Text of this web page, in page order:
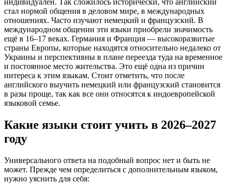
индивидуален. Так сложилось исторически, что английский
стал нормой общения в деловом мире, в международных
отношениях. Часто изучают немецкий и французский. В
международном общении эти языки приобрели значимость
ещё в 16–17 веках. Германия и Франция — высокоразвитые
страны Европы, которые находятся относительно недалеко от
Украины и перспективны в плане переезда туда на временное
и постоянное место жительства. Это ещё одна из причин
интереса к этим языкам. Стоит отметить, что после
английского выучить немецкий или французский становится
в разы проще, так как все они относятся к индоевропейской
языковой семье.
Какие языки стоит учить в 2026–2027
году
Универсального ответа на подобный вопрос нет и быть не
может. Прежде чем определиться с дополнительным языком,
нужно уяснить для себя: